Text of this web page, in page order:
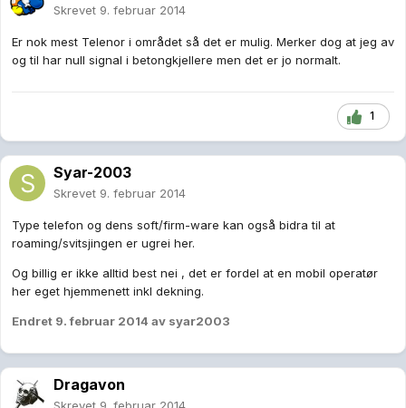
Skrevet 9. februar 2014
Er nok mest Telenor i området så det er mulig. Merker dog at jeg av
og til har null signal i betongkjellere men det er jo normalt.
1
Syar-2003
Skrevet 9. februar 2014
Type telefon og dens soft/firm-ware kan også bidra til at
roaming/svitsjingen er ugrei her.
Og billig er ikke alltid best nei , det er fordel at en mobil operatør
her eget hjemmenett inkl dekning.
Endret 9. februar 2014 av syar2003
Dragavon